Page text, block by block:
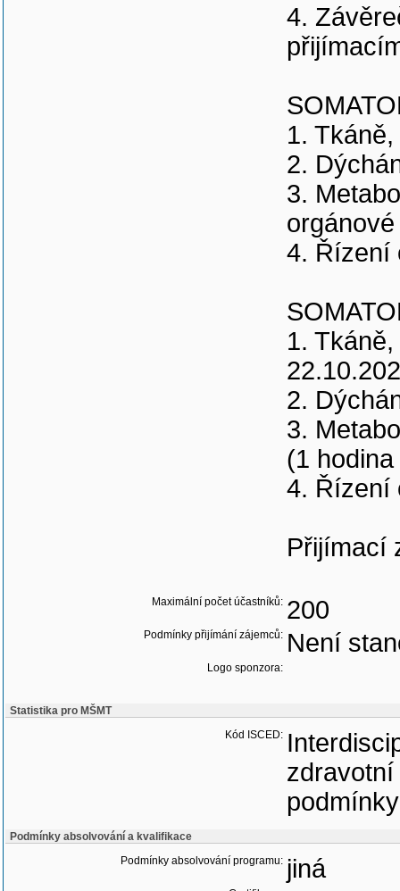
4.
1.
2.
3.
4. Řízení
1.
2.
3.
(1
4. Řízení
Přijímací
Maximální počet účastníků: 200
Podmínky přijímání zájemců: Není
Logo sponzora:
Statistika pro MŠMT
Kód ISCED:
Podmínky absolvování a kvalifikace
Podmínky absolvování programu: jiná